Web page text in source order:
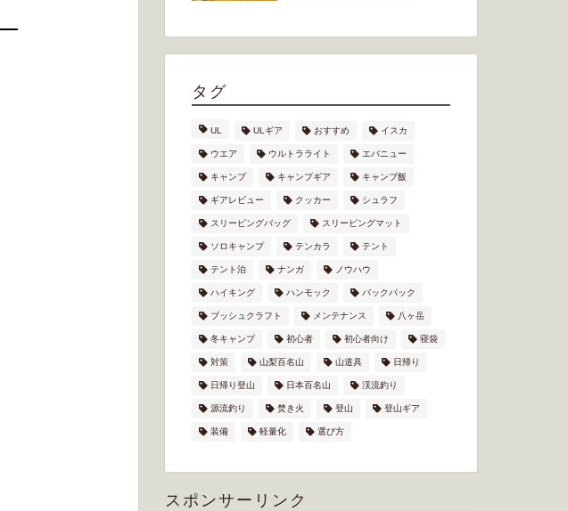
タグ
UL ULギア おすすめ イスカ
ウエア ウルトラライト エバニュー
キャンプ キャンプギア キャンプ飯
ギアレビュー クッカー シュラフ
スリーピングバッグ スリーピングマット
ソロキャンプ テンカラ テント
テント泊 ナンガ ノウハウ
ハイキング ハンモック バックパック
ブッシュクラフト メンテナンス 八ヶ岳
冬キャンプ 初心者 初心者向け 寝袋
対策 山梨百名山 山道具 日帰り
日帰り登山 日本百名山 渓流釣り
源流釣り 焚き火 登山 登山ギア
装備 軽量化 選び方
スポンサーリンク